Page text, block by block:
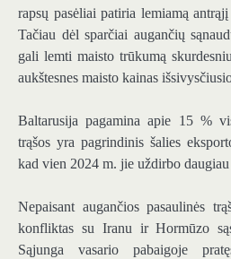
rapsų pasėliai patiria lemiamą
Tačiau dėl sparčiai augančių
gali lemti maisto trūkumą
aukštesnes maisto kainas
Baltarusija pagamina apie 15 %
trąšos yra pagrindinis šalies
kad vien 2024 m. jie uždirbo
Nepaisant augančios pasaulinės
konfliktas su Iranu ir Hormūzo
Sąjunga vasario pabaigoje